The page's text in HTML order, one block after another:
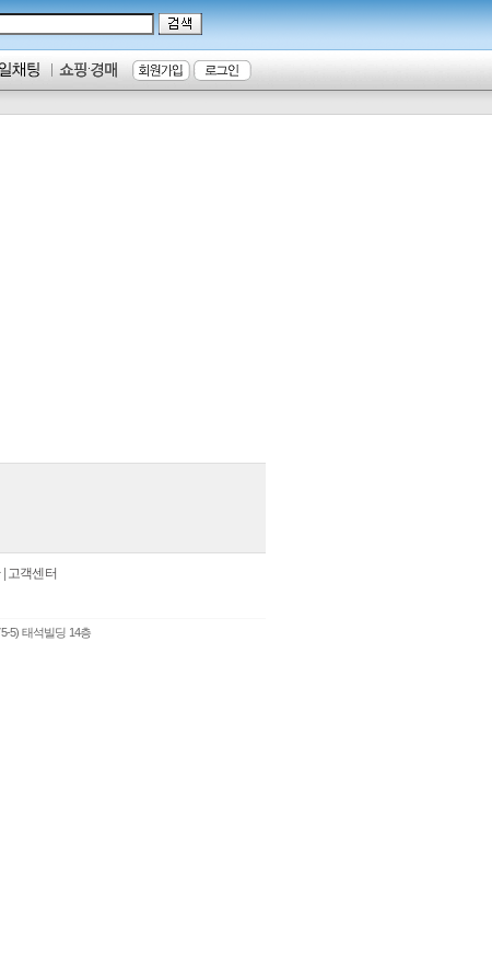
| 고객센터
5) 태석빌딩 14층